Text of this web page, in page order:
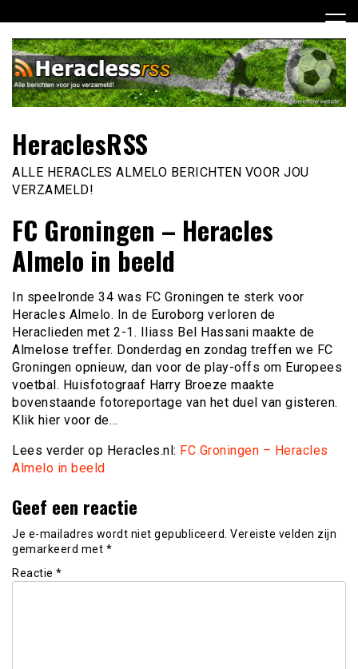
naar
inhoud
HeraclesRSS
ALLE HERACLES ALMELO BERICHTEN VOOR JOU
VERZAMELD!
FC Groningen – Heracles
Almelo in beeld
In speelronde 34 was FC Groningen te sterk voor
Heracles Almelo. In de Euroborg verloren de
Heraclieden met 2-1. Iliass Bel Hassani maakte de
Almelose treffer. Donderdag en zondag treffen we FC
Groningen opnieuw, dan voor de play-offs om Europees
voetbal. Huisfotograaf Harry Broeze maakte
bovenstaande fotoreportage van het duel van gisteren.
Klik hier voor de…
Lees verder op Heracles.nl: FC Groningen – Heracles
Almelo in beeld
Geef een reactie
Je e-mailadres wordt niet gepubliceerd. Vereiste velden zijn
gemarkeerd met *
Reactie *